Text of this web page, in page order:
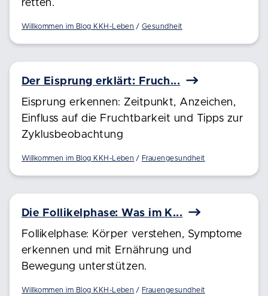
retten.
Willkommen im Blog KKH-Leben Gesundheit
Der Eisprung erklärt: Fruch...
Eisprung erkennen: Zeitpunkt, Anzeichen,
Einfluss auf die Fruchtbarkeit und Tipps zur
Zyklusbeobachtung
Willkommen im Blog KKH-Leben Frauengesundheit
Die Follikelphase: Was im K...
Follikelphase: Körper verstehen, Symptome
erkennen und mit Ernährung und
Bewegung unterstützen.
Willkommen im Blog KKH-Leben Frauengesundheit